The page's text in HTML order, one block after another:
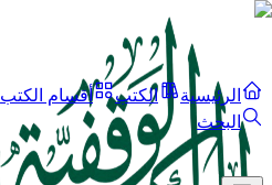
الرئيسية الكتب أقسام الكتب
البحث